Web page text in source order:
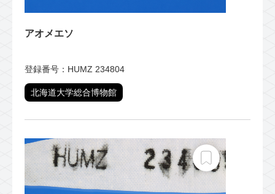
アオメエソ
登録番号：HUMZ 234804
北海道大学総合博物館